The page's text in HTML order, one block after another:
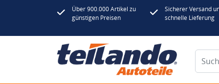
Über 900.000 Artikel zu
günstigen Preisen
Sicherer Versand
schnelle Lieferung